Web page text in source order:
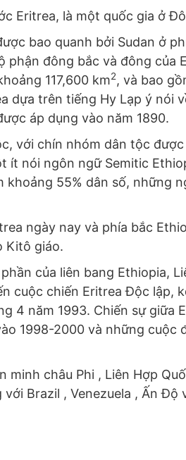
Eritrea, là một quốc gia ở
bao quanh bởi Sudan ở
phận đông bắc và đông của
117,600 km2, và bao
dựa trên tiếng Hy Lạp ý
áp dụng vào năm 1890.
với chín nhóm dân tộc
ít nói ngôn ngữ Semitic
55% dân số, những
ngày nay và phía bắc
Kitô giáo.
của liên bang Ethiopia,
cuộc chiến Eritrea Độc lập,
4 năm 1993. Chiến sự giữa
1998-2000 và những cuộc
minh châu Phi , Liên Hợp
Brazil , Venezuela , Ấn Độ